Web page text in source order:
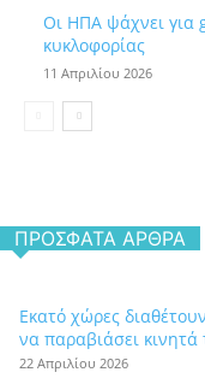
Οι ΗΠΑ ψάχνει για
κυκλοφορίας
11 Απριλίου 2026
ΠΡΌΣΦΑΤΑ ΆΡΘΡΑ
Εκατό χώρες
να παραβιάσει
22 Απριλίου 2026